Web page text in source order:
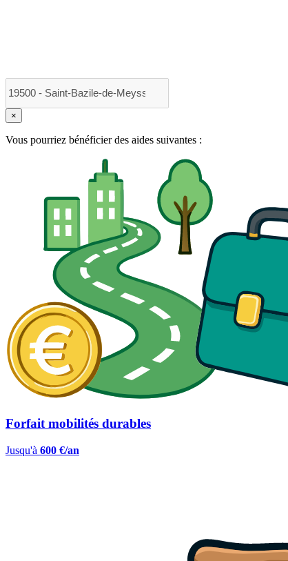
×
Vous pourriez bénéficier des aides suivantes :
Forfait mobilités durables
Jusqu'à 600 €/an